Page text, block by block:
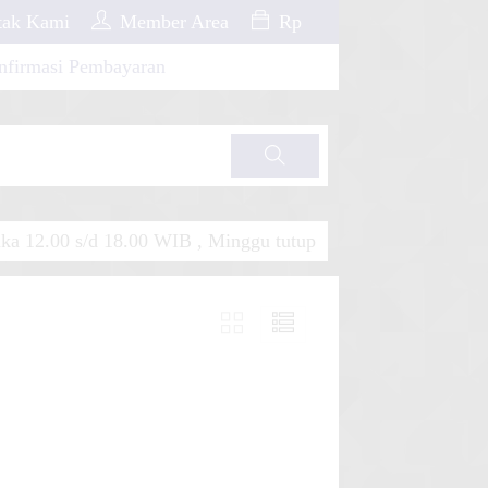
Kami Member Area Rp
Pembayaran
Cari
12.00 s/d 18.00 WIB , Minggu tutup